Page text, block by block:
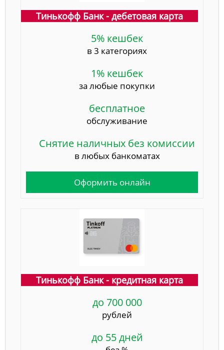
Тинькофф Банк - дебетовая карта
5% кешбек
в 3 категориях
1% кешбек
за любые покупки
бесплатное
обслуживание
Снятие наличных без комиссии
в любых банкоматах
Оформить онлайн
Тинькофф Банк - кредитная карта
до 700 000
рублей
до 55 дней